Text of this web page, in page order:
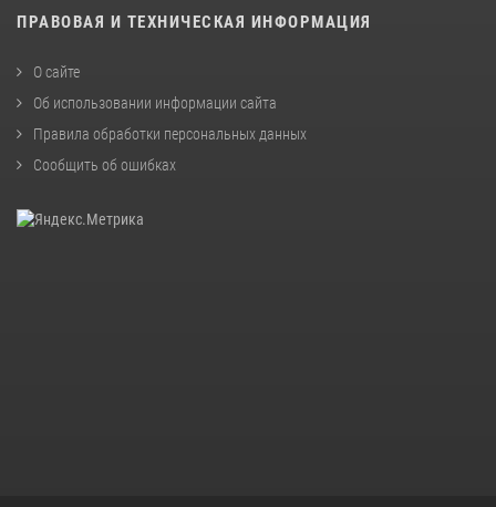
ПРАВОВАЯ И ТЕХНИЧЕСКАЯ ИНФОРМАЦИЯ
О сайте
Об использовании информации сайта
Правила обработки персональных данных
Сообщить об ошибках